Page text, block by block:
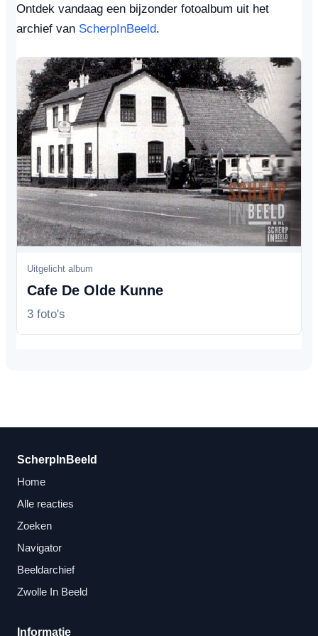
Ontdek vandaag een bijzonder fotoalbum uit het
archief van ScherpInBeeld.
Uitgelicht album
Cafe De Olde Kunne
3 foto's
ScherpInBeeld
Home
Alle reacties
Zoeken
Navigator
Beeldarchief
Zwolle In Beeld
Informatie